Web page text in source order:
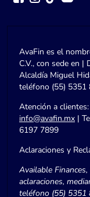
AvaFin es el
C.V., con sede en
Alcaldía Miguel
teléfono (55) 5351
Atención a clientes:
info@avafin.mx |
6197 7899
Aclaraciones y
Available
aclaraciones,
teléfono (55) 5351